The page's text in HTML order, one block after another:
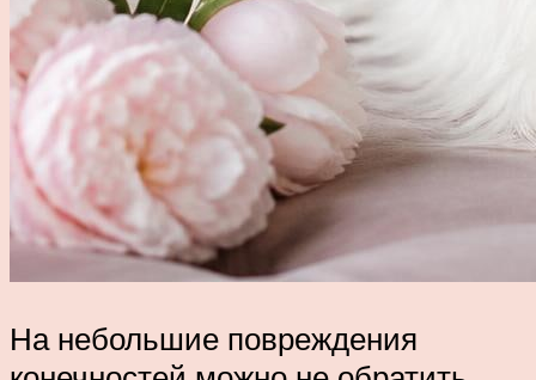
На небольшие повреждения